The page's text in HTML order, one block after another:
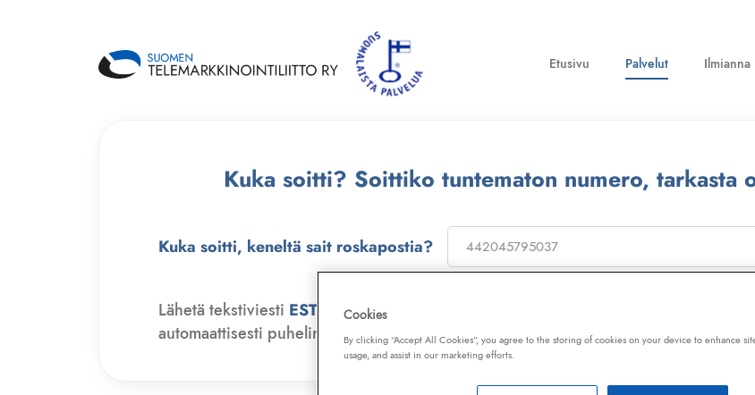
Etusivu Palvelut Ilmianna
Kuka soitti? Soittiko tuntematon numero, tarkasta
Kuka soitti, keneltä sait roskapostia?
Lähetä tekstiviesti ESTO numeroon
, niin saat laajan
automaattisesti puhelinmyyjien soitot, huijaussoitot, huijausviestit ja roskapostit.
Cookies
By clicking “Accept All Cookies”, you agree to the storing of cookies on your device to enhance
usage, and assist in our marketing efforts.